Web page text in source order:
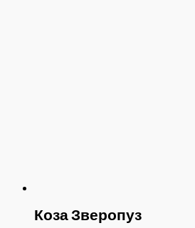
Коза Зверопуз